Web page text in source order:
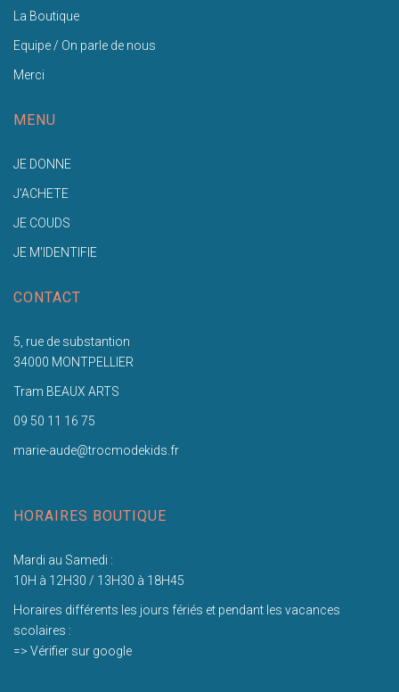
La Boutique
Equipe / On parle de nous
Merci
MENU
JE DONNE
J'ACHETE
JE COUDS
JE M'IDENTIFIE
CONTACT
5, rue de substantion
34000 MONTPELLIER
Tram BEAUX ARTS
09 50 11 16 75
marie-aude@trocmodekids.fr
HORAIRES BOUTIQUE
Mardi au Samedi :
10H à 12H30 / 13H30 à 18H45
Horaires différents les jours fériés et pendant les vacances
scolaires :
=> Vérifier sur google